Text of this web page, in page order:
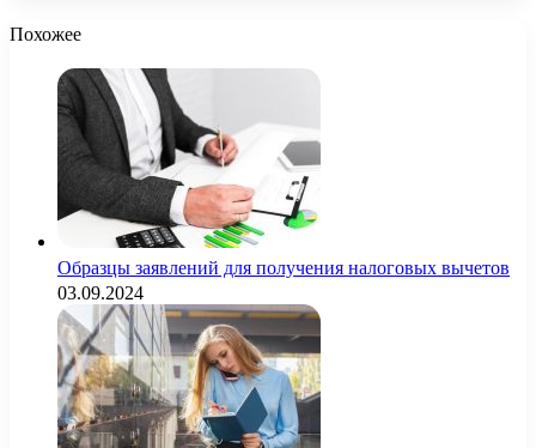
Похожее
Образцы заявлений для получения налоговых вычетов
03.09.2024